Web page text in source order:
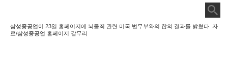
삼성중공업이 23일 홈페이지에 뇌물죄 관련 미국 법무부와의 합의 결과를 밝혔다. 자
료/삼성중공업 홈페이지 갈무리